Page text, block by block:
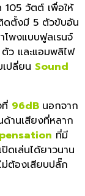
วัตต์ เพื่อให้
ดตั้งมี 5 ตัวขับอัน
พงแบบฟูลเรนจ์
ว และแอมพลิไฟ
ปลี่ยน Sound
96dB นอกจาก
านเสียงที่หลาก
ที่มี
ดเล่นได้ยาวนาน
ต้องเสียบปลั๊ก